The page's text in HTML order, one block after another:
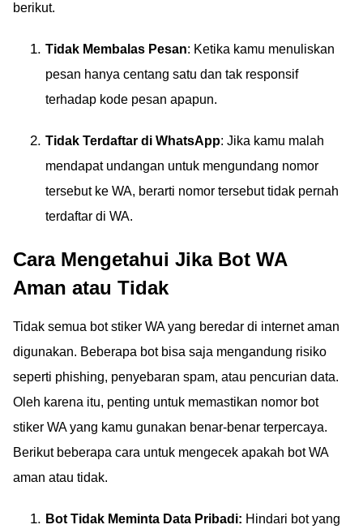
berikut.
Tidak Membalas Pesan: Ketika kamu menuliskan
pesan hanya centang satu dan tak responsif
terhadap kode pesan apapun.
Tidak Terdaftar di WhatsApp: Jika kamu malah
mendapat undangan untuk mengundang nomor
tersebut ke WA, berarti nomor tersebut tidak pernah
terdaftar di WA.
Cara Mengetahui Jika Bot WA
Aman atau Tidak
Tidak semua bot stiker WA yang beredar di internet aman
digunakan. Beberapa bot bisa saja mengandung risiko
seperti phishing, penyebaran spam, atau pencurian data.
Oleh karena itu, penting untuk memastikan nomor bot
stiker WA yang kamu gunakan benar-benar terpercaya.
Berikut beberapa cara untuk mengecek apakah bot WA
aman atau tidak.
Bot Tidak Meminta Data Pribadi: Hindari bot yang